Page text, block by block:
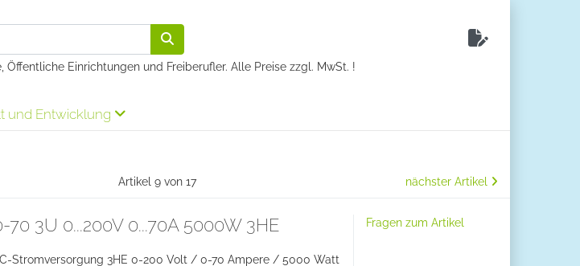
Einrichtungen und Freiberufler. Alle Preise zzgl. MwSt. !
und Entwicklung
Artikel 9 von 17 nächster Artikel
70 3U 0...200V 0...70A 5000W 3HE
Stromversorgung 3HE 0-200 Volt / 0-70 Ampere / 5000 Watt
Fragen zum Artikel